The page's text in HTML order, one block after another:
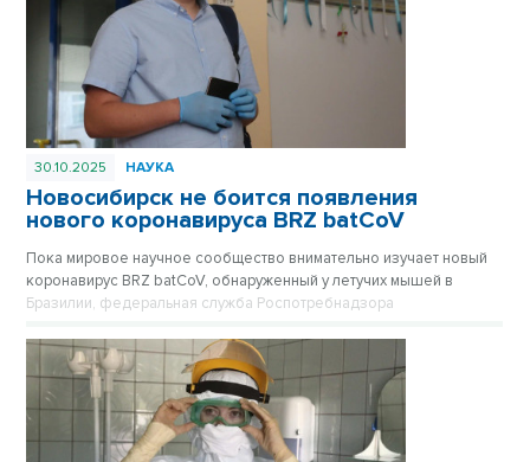
30.10.2025 НАУКА
Новосибирск не боится появления
нового коронавируса BRZ batCoV
Пока мировое научное сообщество внимательно изучает новый
коронавирус BRZ batCoV, обнаруженный у летучих мышей в
Бразилии, федеральная служба Роспотребнадзора
оперативном контроле.